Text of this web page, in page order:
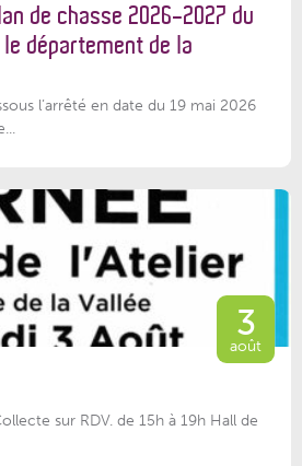
de chasse 2026-2027 du
département de la
l’arrêté en date du 19 mai 2026
3
août
sur RDV. de 15h à 19h Hall de